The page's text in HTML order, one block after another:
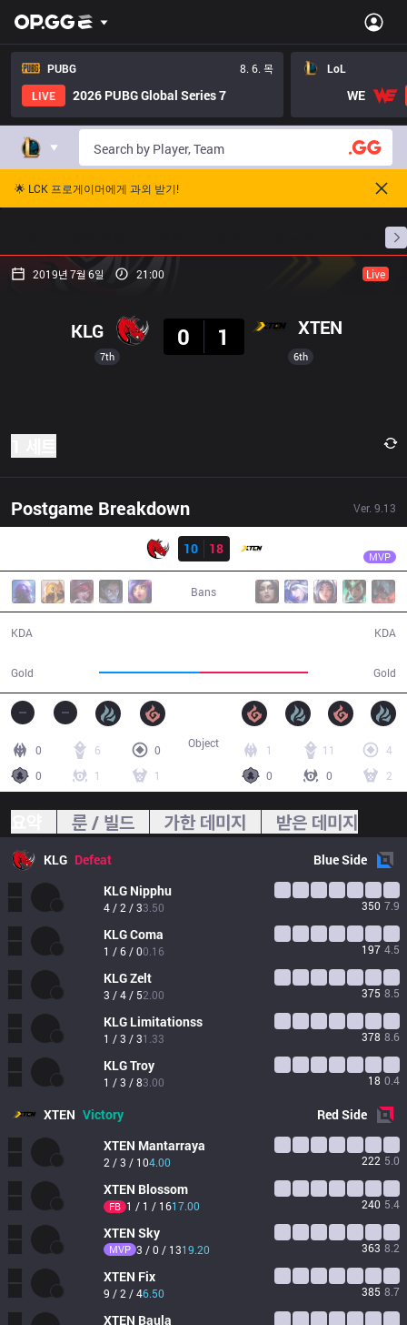
PUBG
8. 6. 목
LIVE
2026 PUBG Global Series 7
LoL
WE
🌟 LCK 프로게이머에게 과외 받기!
프로빌
2019년 7월 6일 21:00 Live
7th
KLG
0
1 XTEN
6th
Postgame Breakdown Ver. 9.13
10
18 MVP
Bans
KDA
Gold Gold
KDA
0 6
0
0
1 1
1 11
4
0
0 2
Object
룬 / 빌드 가한 데미지 받은 데미지
KLG Defeat BlueSide
KLG Nipphu
4 / 2 / 33.50 350 7.9
KLGComa
1 / 6 / 00.16 197 4.5
KLGZelt
3 / 4 / 52.00 375 8.5
KLG Limitationss
1 / 3 / 31.33 378 8.6
KLGTroy
1 / 3 / 83.00 18 0.4
XTEN Victory RedSide
XTEN Mantarraya
2 / 3 / 104.00 222 5.0
XTEN Blossom
FB 1 / 1 / 1617.00 240 5.4
XTEN Sky
MVP 3 / 0 / 1319.20 363 8.2
XTEN Fix
9 / 2 / 46.50 385 8.7
XTEN Baula